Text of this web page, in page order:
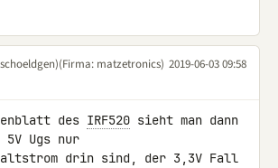
(Firma: matzetronics) 2019-06-03 09:58
des IRF520 sieht man dann
Ugs nur
drin sind, der 3,3V Fall